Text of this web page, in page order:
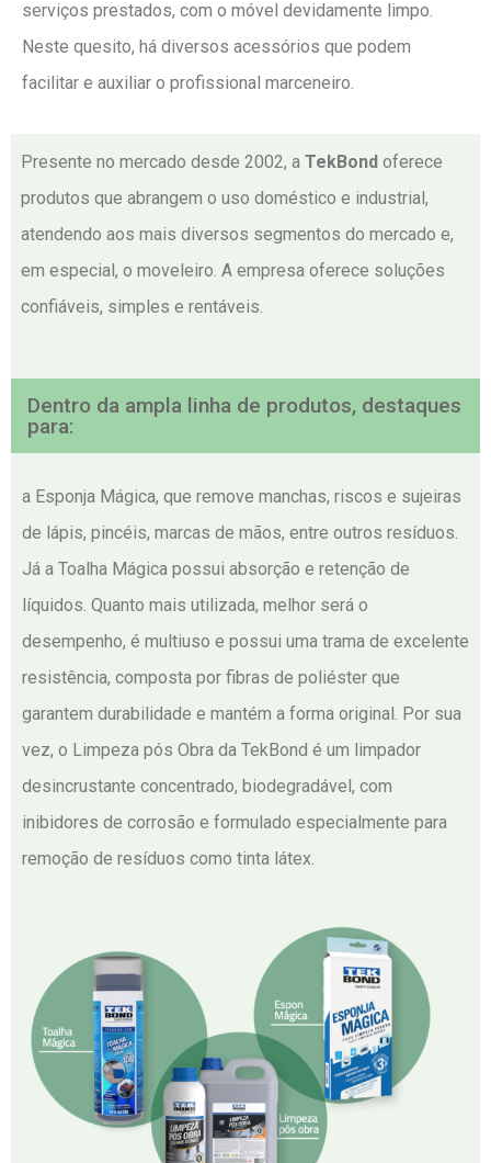
serviços prestados, com o móvel devidamente limpo.
Neste quesito, há diversos acessórios que podem
facilitar e auxiliar o profissional marceneiro.
Presente no mercado desde 2002, a TekBondoferece
produtos que abrangem o uso doméstico e industrial,
atendendo aos mais diversos segmentos do mercado e,
em especial, o moveleiro. A empresa oferece soluções
confiáveis, simples e rentáveis.
Dentro da ampla linha de produtos, destaques
para:
a Esponja Mágica, que remove manchas, riscos e sujeiras
de lápis, pincéis, marcas de mãos, entre outros resíduos.
Já a Toalha Mágica possui absorção e retenção de
líquidos. Quanto mais utilizada, melhor será o
desempenho, é multiuso e possui uma trama de excelente
resistência, composta por fibras de poliéster que
garantem durabilidade e mantém a forma original. Por sua
vez, o Limpeza pós Obra da TekBond é um limpador
desincrustante concentrado, biodegradável, com
inibidores de corrosão e formulado especialmente para
remoção de resíduos como tinta látex.